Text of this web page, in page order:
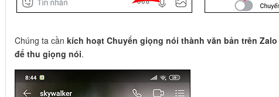
Chúng ta cần kích hoạt Chuyển giọng nói thành văn bản trên Zalo
để thu giọng nói.